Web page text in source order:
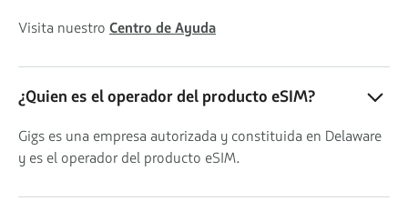
Visita nuestro Centro de Ayuda
¿Quien es el operador del producto eSIM?
Gigs es una empresa autorizada y constituida en Delaware
y es el operador del producto eSIM.